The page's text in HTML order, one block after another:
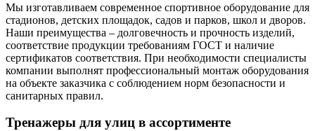
Мы изготавливаем современное спортивное оборудование для
стадионов, детских площадок, садов и парков, школ и дворов.
Наши преимущества – долговечность и прочность изделий,
соответствие продукции требованиям ГОСТ и наличие
сертификатов соответствия. При необходимости специалисты
компании выполнят профессиональный монтаж оборудования
на объекте заказчика с соблюдением норм безопасности и
санитарных правил.
Тренажеры для улиц в ассортименте